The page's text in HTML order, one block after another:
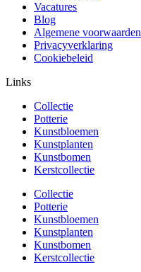
Vacatures
Blog
Algemene voorwaarden
Privacyverklaring
Cookiebeleid
Links
Collectie
Potterie
Kunstbloemen
Kunstplanten
Kunstbomen
Kerstcollectie
Collectie
Potterie
Kunstbloemen
Kunstplanten
Kunstbomen
Kerstcollectie